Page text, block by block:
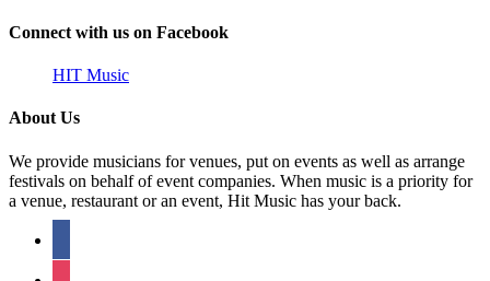
Connect with us on Facebook
HIT Music
About Us
We provide musicians for venues, put on events as well as arrange
festivals on behalf of event companies. When music is a priority for
a venue, restaurant or an event, Hit Music has your back.